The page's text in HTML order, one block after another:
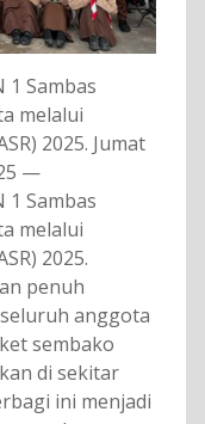
Sambas
melalui
2025. Jumat
—
Sambas
melalui
2025.
penuh
anggota
sembako
di sekitar
ini menjadi